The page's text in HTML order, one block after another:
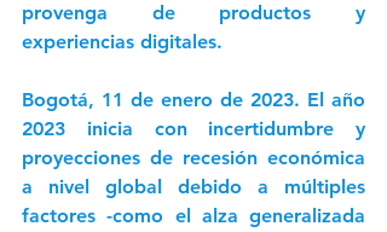
provenga de productos y
experiencias digitales.
Bogotá, 11 de enero de 2023. El año
2023 inicia con incertidumbre y
proyecciones de recesión económica
a nivel global debido a múltiples
factores -como el alza generalizada